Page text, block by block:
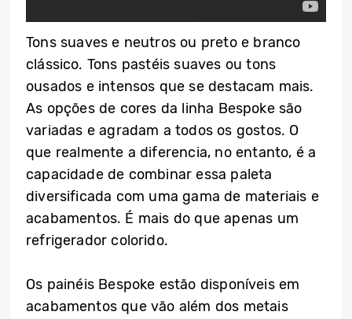
Tons suaves e neutros ou preto e branco
clássico. Tons pastéis suaves ou tons
ousados e intensos que se destacam mais.
As opções de cores da linha Bespoke são
variadas e agradam a todos os gostos. O
que realmente a diferencia, no entanto, é a
capacidade de combinar essa paleta
diversificada com uma gama de materiais e
acabamentos. É mais do que apenas um
refrigerador colorido.
Os painéis Bespoke estão disponíveis em
acabamentos que vão além dos metais